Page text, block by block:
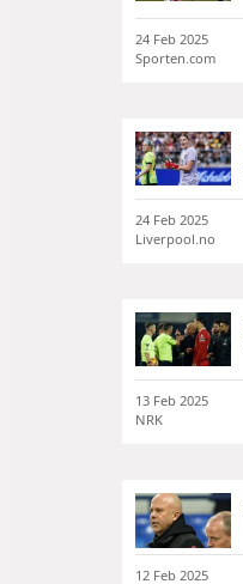
24 Feb 2025
Sporten.com
24 Feb 2025
Liverpool.no
13 Feb 2025
NRK
12 Feb 2025